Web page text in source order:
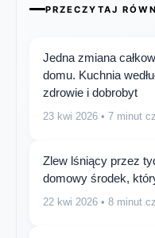
PRZECZYTAJ
Jedna zmiana
domu. Kuchnia
zdrowie i dobrobyt
23 kwi 2026 • 7 minut
Zlew lśniący przez
domowy środek,
22 kwi 2026 • 8 minut